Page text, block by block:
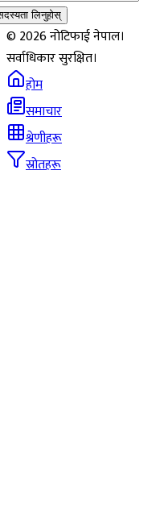
लिनुहोस्
©2026नोटिफाई नेपाल।
सर्वाधिकार सुरक्षित।
होम
समाचार
श्रेणीहरू
स्रोतहरू